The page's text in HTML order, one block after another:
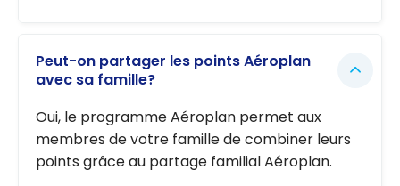
Peut-on partager les points Aéroplan
avec sa famille?
Oui, le programme Aéroplan permet aux
membres de votre famille de combiner leurs
points grâce au partage familial Aéroplan.